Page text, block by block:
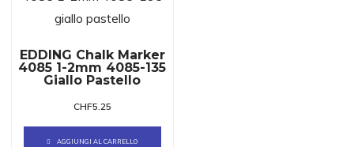
EDDING Chalk Marker
4085 1-2mm 4085-135
Giallo Pastello
CHF5.25
AGGIUNGI AL CARRELLO